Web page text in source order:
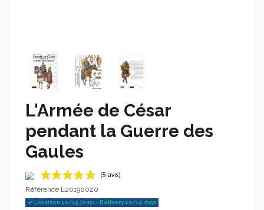
L'Armée de César
pendant la Guerre des
Gaules
Référence L20190020
Livraison 10/15 jours - Delivery 10/15 days